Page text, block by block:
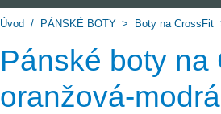
Úvod / PÁNSKÉ BOTY > Boty na CrossFit
Pánské boty na
oranžová-